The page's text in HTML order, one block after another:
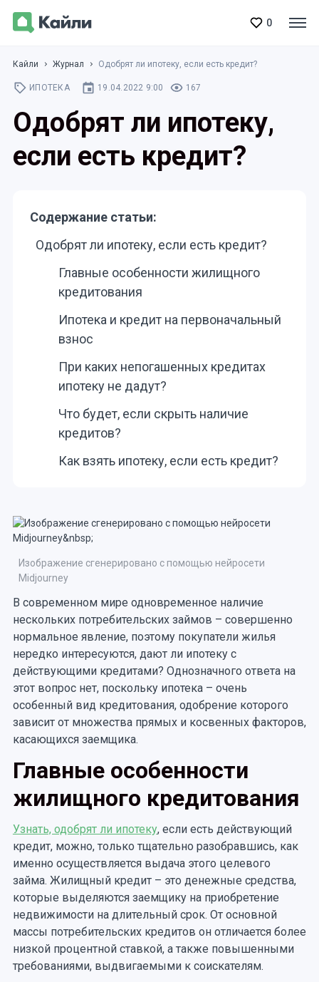
0
Кайли Журнал Одобрят ли ипотеку, если есть кредит?
ИПОТЕКА 19.04.2022 9:00 167
Одобрят ли ипотеку,
если есть кредит?
Содержание статьи:
Одобрят ли ипотеку, если есть кредит?
Главные особенности жилищного
кредитования
Ипотека и кредит на первоначальный
взнос
При каких непогашенных кредитах
ипотеку не дадут?
Что будет, если скрыть наличие
кредитов?
Как взять ипотеку, если есть кредит?
Изображение сгенерировано с помощью нейросети
Midjourney
В современном мире одновременное наличие
нескольких потребительских займов – совершенно
нормальное явление, поэтому покупатели жилья
нередко интересуются, дают ли ипотеку с
действующими кредитами? Однозначного ответа на
этот вопрос нет, поскольку ипотека – очень
особенный вид кредитования, одобрение которого
зависит от множества прямых и косвенных факторов,
касающихся заемщика.
Главные особенности
жилищного кредитования
Узнать, одобрят ли ипотеку, если есть действующий
кредит, можно, только тщательно разобравшись, как
именно осуществляется выдача этого целевого
займа. Жилищный кредит – это денежные средства,
которые выделяются заемщику на приобретение
недвижимости на длительный срок. От основной
массы потребительских кредитов он отличается более
низкой процентной ставкой, а также повышенными
требованиями, выдвигаемыми к соискателям.